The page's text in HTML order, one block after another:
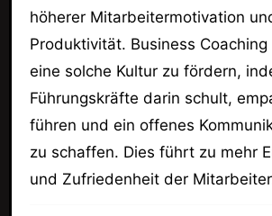
höherer Mitarbeitermotivation
Produktivität. Business
eine solche Kultur zu fördern,
Führungskräfte darin schult,
führen und ein offenes
zu schaffen. Dies führt zu mehr
und Zufriedenheit der